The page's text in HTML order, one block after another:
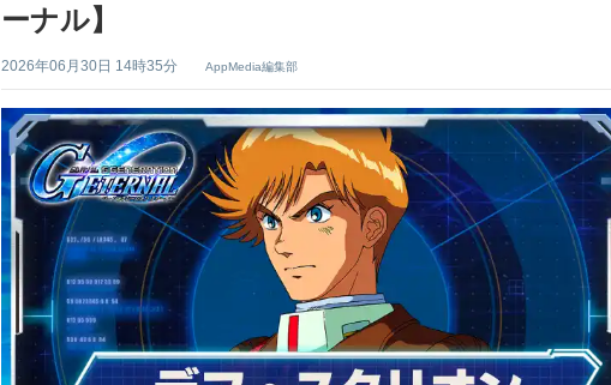
ーナル】
2026年06月30日 14時35分 AppMedia編集部